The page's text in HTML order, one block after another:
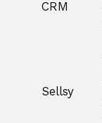
CRM
Sellsy